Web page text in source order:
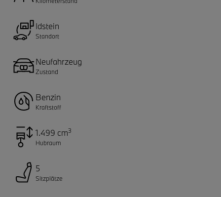
Idstein
Standort
Neufahrzeug
Zustand
Benzin
Kraftstoff
1.499 cm3
Hubraum
5
Sitzplätze